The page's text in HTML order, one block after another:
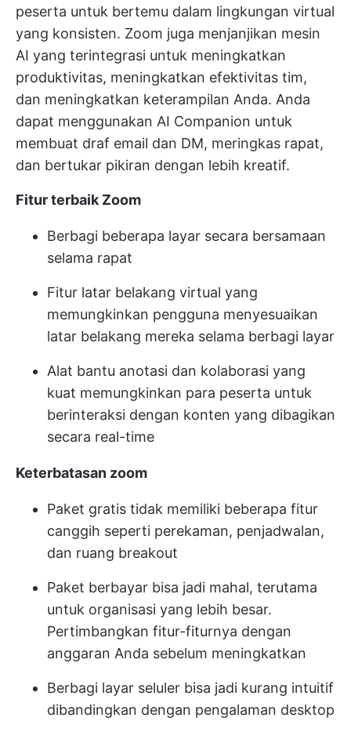
peserta untuk bertemu dalam lingkungan virtual
yang konsisten. Zoom juga menjanjikan mesin
AI yang terintegrasi untuk meningkatkan
produktivitas, meningkatkan efektivitas tim,
dan meningkatkan keterampilan Anda. Anda
dapat menggunakan AI Companion untuk
membuat draf email dan DM, meringkas rapat,
dan bertukar pikiran dengan lebih kreatif.
Fitur terbaik Zoom
Berbagi beberapa layar secara bersamaan
selama rapat
Fitur latar belakang virtual yang
memungkinkan pengguna menyesuaikan
latar belakang mereka selama berbagi layar
Alat bantu anotasi dan kolaborasi yang
kuat memungkinkan para peserta untuk
berinteraksi dengan konten yang dibagikan
secara real-time
Keterbatasan zoom
Paket gratis tidak memiliki beberapa fitur
canggih seperti perekaman, penjadwalan,
dan ruang breakout
Paket berbayar bisa jadi mahal, terutama
untuk organisasi yang lebih besar.
Pertimbangkan fitur-fiturnya dengan
anggaran Anda sebelum meningkatkan
Berbagi layar seluler bisa jadi kurang intuitif
dibandingkan dengan pengalaman desktop